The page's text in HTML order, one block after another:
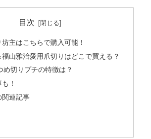
目次
主はこちらで購入可能！
福山雅治愛用爪切りはどこで買える？
め切りプチの特徴は？
！
関連記事